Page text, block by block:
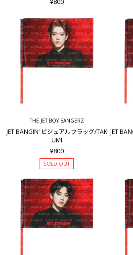
THE JET BOY BANGERZ
JET BANGIN’ ビジュアルフラッグ/TAK
UMI
¥800
SOLD OUT
JET